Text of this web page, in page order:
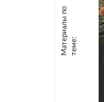
М
а
т е
р
и
а
л
ы
п
о
т
е
м
е :